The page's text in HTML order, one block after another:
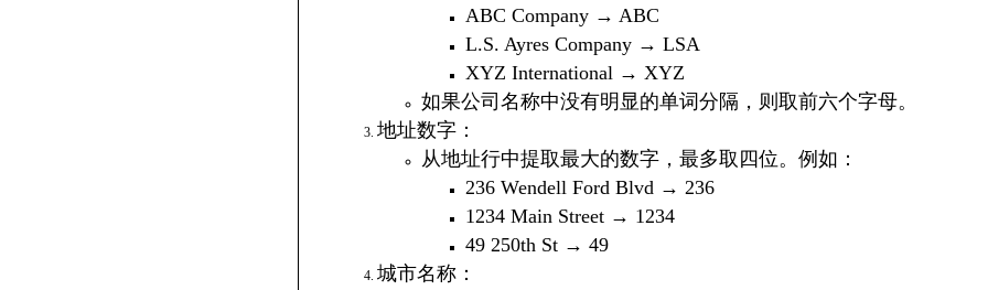
ABC Company → ABC
L.S. Ayres Company → LSA
XYZ International → XYZ
如果公司名称中没有明显的单词分隔，则取前六个字母。
地址数字：
从地址行中提取最大的数字，最多取四位。例如：
236 Wendell Ford Blvd → 236
1234 Main Street → 1234
49 250th St → 49
城市名称：